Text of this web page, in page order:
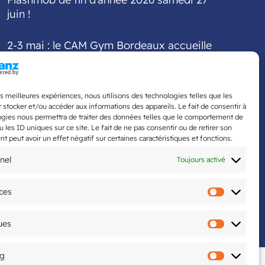
meilleures expériences, nous utilisons des technologies telles que les
stocker et/ou accéder aux informations des appareils. Le fait de consentir à
nous permettra de traiter des données telles que le comportement de
les ID uniques sur ce site. Le fait de ne pas consentir ou de retirer son
peut avoir un effet négatif sur certaines caractéristiques et fonctions.
Toujours activé
juin !
2-3 mai : le CAM Gym Bordeaux accueille
la finale interdépartementale Fédéral A et
Fédéral Régional
5ème édition du Tournoi National organisé
par le CAM Tennis de Table les 20 & 21 juin
légales Politique de confidentialité